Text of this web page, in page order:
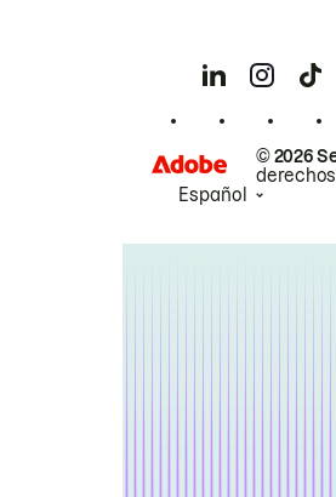
© 2026
Español